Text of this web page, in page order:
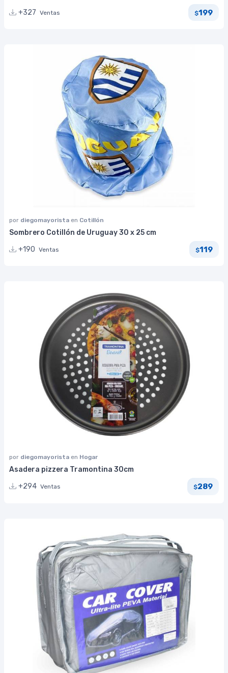
+327 Ventas $199
por diegomayorista en Cotillón
Sombrero Cotillón de Uruguay 30 x 25 cm
+190 Ventas $119
por diegomayorista en Hogar
Asadera pizzera Tramontina 30cm
+294 Ventas $289